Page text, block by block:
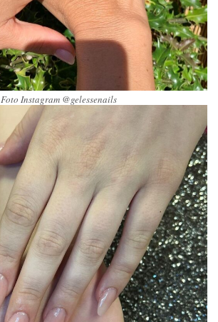
Foto Instagram @gelessenails